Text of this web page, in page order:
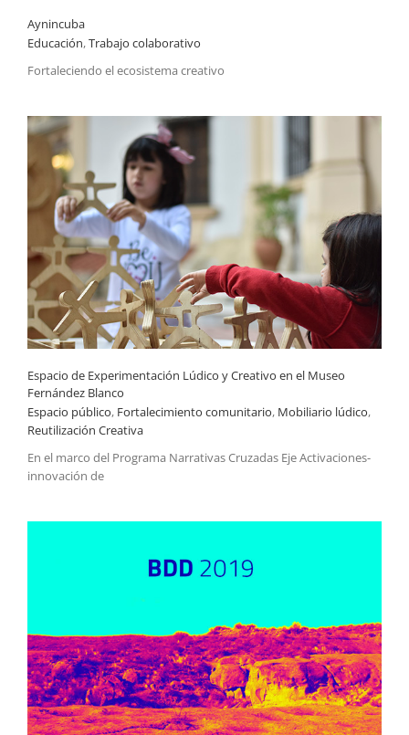
Aynincuba
Educación,Trabajo colaborativo
Fortaleciendo el ecosistema creativo
Espacio de Experimentación Lúdico y Creativo en el Museo
Fernández Blanco
Espacio público, Fortalecimiento comunitario, Mobiliario lúdico,
Reutilización Creativa
En el marco del Programa Narrativas Cruzadas Eje Activaciones-
innovación de